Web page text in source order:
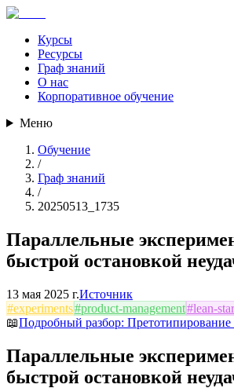
Курсы
Ресурсы
Граф знаний
О нас
Корпоративное обучение
Меню
Обучение
/
Граф знаний
/
20250513_1735
Параллельные
быстрой остановкой
13 мая 2025 г.Источник
#experiments#product-management#lean-
📖Подробный разбор: Претотипирование
Параллельные
быстрой остановкой